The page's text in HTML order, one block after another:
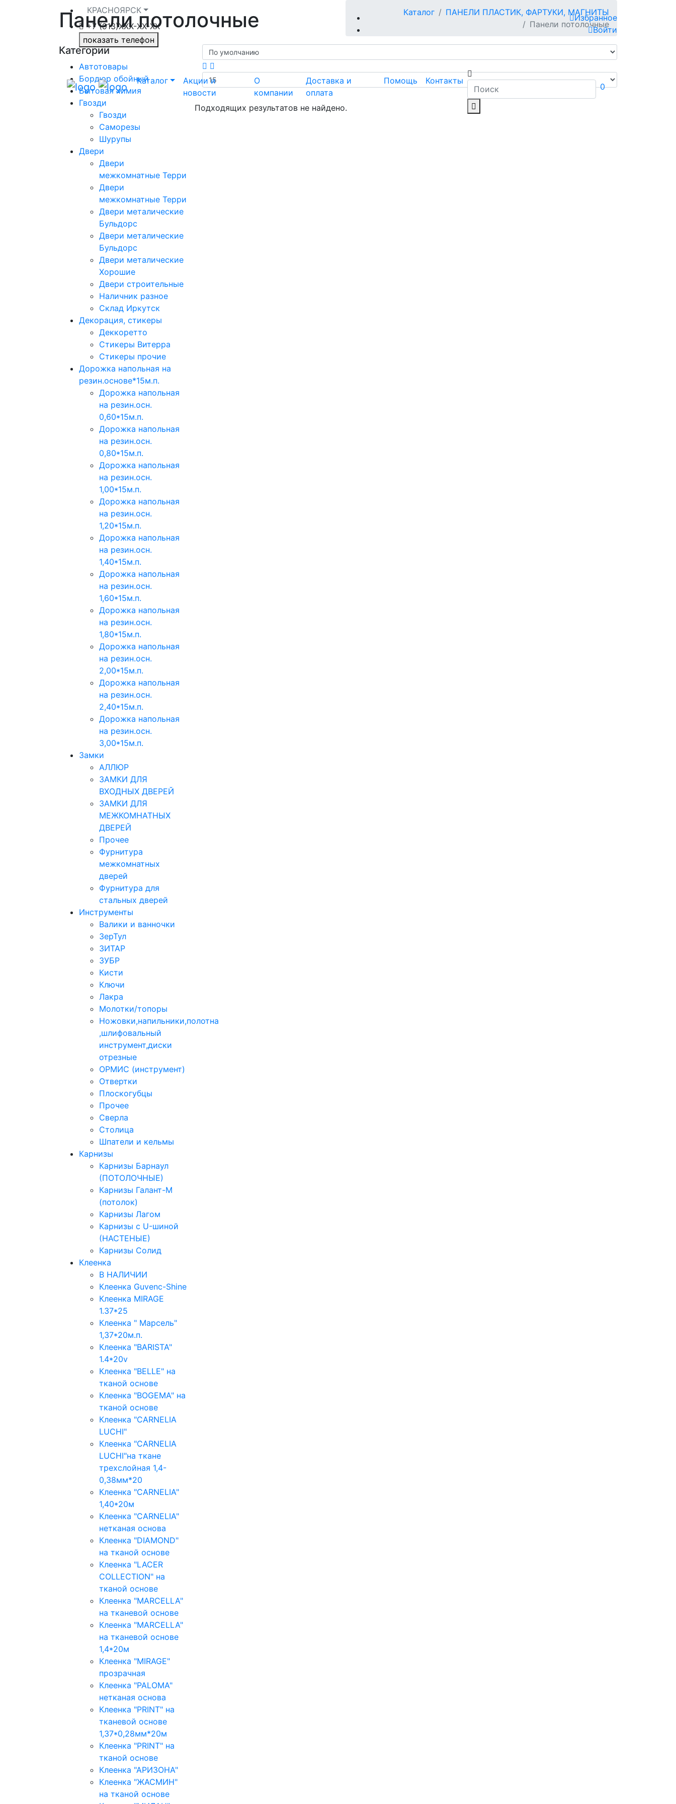
КРАСНОЯРСК
+7 (913)ХXX-ХХ-XX
показать телефон
Избранное
Войти
Каталог
Акции и
новости
О
компании
Доставка и
оплата
Помощь Контакты
0
Панели потолочные Каталог
ПАНЕЛИ ПЛАСТИК, ФАРТУКИ, МАГНИТЫ
Панели потолочные
Подходящих результатов не найдено.
Категории
Автотовары
Бордюр обойный
Бытовая химия
Гвозди
Гвозди
Саморезы
Шурупы
Двери
Двери
межкомнатные Терри
Двери
межкомнатные Терри
Двери металические
Бульдорс
Двери металические
Бульдорс
Двери металические
Хорошие
Двери строительные
Наличник разное
Склад Иркутск
Декорация, стикеры
Деккоретто
Стикеры Витерра
Стикеры прочие
Дорожка напольная на
резин.основе*15м.п.
Дорожка напольная
на резин.осн.
0,60*15м.п.
Дорожка напольная
на резин.осн.
0,80*15м.п.
Дорожка напольная
на резин.осн.
1,00*15м.п.
Дорожка напольная
на резин.осн.
1,20*15м.п.
Дорожка напольная
на резин.осн.
1,40*15м.п.
Дорожка напольная
на резин.осн.
1,60*15м.п.
Дорожка напольная
на резин.осн.
1,80*15м.п.
Дорожка напольная
на резин.осн.
2,00*15м.п.
Дорожка напольная
на резин.осн.
2,40*15м.п.
Дорожка напольная
на резин.осн.
3,00*15м.п.
Замки
АЛЛЮР
ЗАМКИ ДЛЯ
ВХОДНЫХ ДВЕРЕЙ
ЗАМКИ ДЛЯ
МЕЖКОМНАТНЫХ
ДВЕРЕЙ
Прочее
Фурнитура
межкомнатных
дверей
Фурнитура для
стальных дверей
Инструменты
Валики и ванночки
ЗерТул
ЗИТАР
ЗУБР
Кисти
Ключи
Лакра
Молотки/топоры
Ножовки,напильники,полотна
,шлифовальный
инструмент,диски
отрезные
ОРМИС (инструмент)
Отвертки
Плоскогубцы
Прочее
Сверла
Столица
Шпатели и кельмы
Карнизы
Карнизы Барнаул
(ПОТОЛОЧНЫЕ)
Карнизы Галант-М
(потолок)
Карнизы Лагом
Карнизы с U-шиной
(НАСТЕНЫЕ)
Карнизы Солид
Клеенка
В НАЛИЧИИ
Клеенка Guvenc-Shine
Клеенка MIRAGE
1.37*25
Клеенка " Марсель"
1,37*20м.п.
Клеенка "BARISTA"
1.4*20v
Клеенка "BELLE" на
тканой основе
Клеенка "BOGEMA" на
тканой основе
Клеенка "CARNELIA
LUCHI"
Клеенка "CARNELIA
LUCHI"на ткане
трехслойная 1,4-
0,38мм*20
Клеенка "CARNELIA"
1,40*20м
Клеенка "CARNELIA"
нетканая основа
Клеенка "DIAMOND"
на тканой основе
Клеенка "LACER
COLLECTION" на
тканой основе
Клеенка "MARCELLA"
на тканевой основе
Клеенка "MARCELLA"
на тканевой основе
1,4*20м
Клеенка "MIRAGE"
прозрачная
Клеенка "PALOMA"
нетканая основа
Клеенка "PRINT" на
тканевой основе
1,37*0,28мм*20м
Клеенка "PRINT" на
тканой основе
Клеенка "АРИЗОНА"
Клеенка "ЖАСМИН"
на тканой основе